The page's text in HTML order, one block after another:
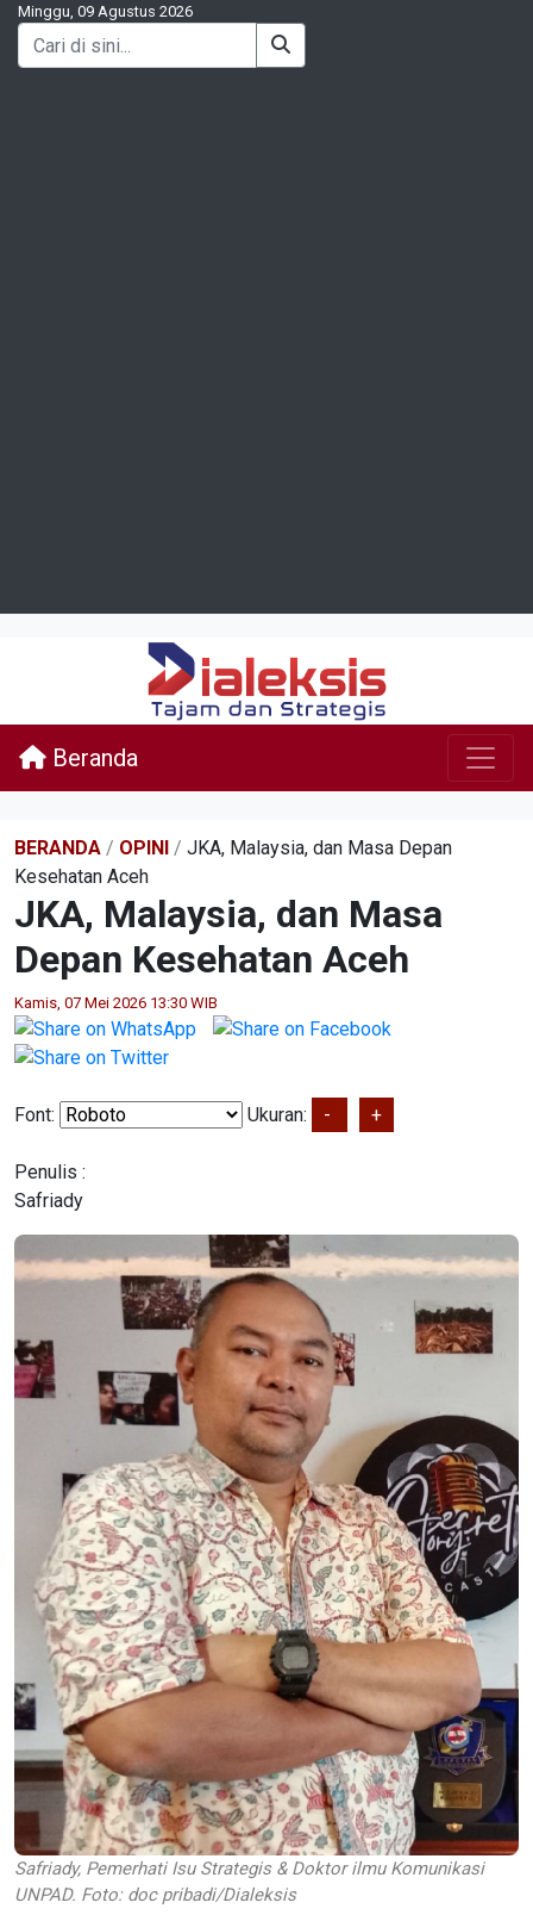
Minggu, 09 Agustus 2026
Beranda
BERANDA / OPINI / JKA, Malaysia, dan Masa Depan
Kesehatan Aceh
JKA, Malaysia, dan Masa
Depan Kesehatan Aceh
Kamis, 07 Mei 2026 13:30 WIB
Font: Ukuran: - +
Penulis :
Safriady
Safriady, Pemerhati Isu Strategis & Doktor ilmu Komunikasi
UNPAD. Foto: doc pribadi/Dialeksis